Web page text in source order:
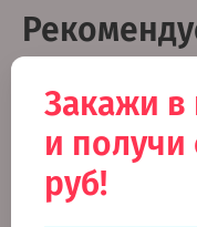
Закажи
и получи
руб!